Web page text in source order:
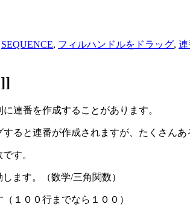
SEQUENCE, フィルハンドルをドラッグ, 連
連番を作成することがあります。
ると連番が作成されますが、たくさんあ
す。
ます。（数学/三角関数）
１００行までなら１００）